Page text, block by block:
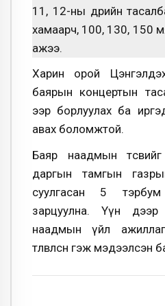
11, 12-ны өдрийн
хамаарч, 100, 130, 150
ажээ.
Харин орой
баярын концертын
ээр борлуулах ба
авах боломжтой.
Баяр наадмын
даргын тамгын
суулгасан 5 тэрбум
зарцуулна. Үүн дээр
наадмын үйл
төлөвлөсөн гэж мэдээлсэн